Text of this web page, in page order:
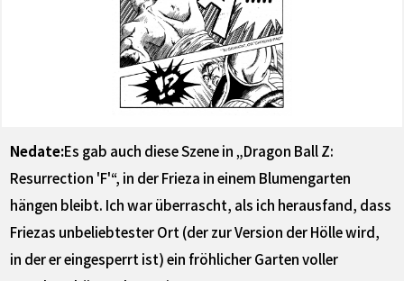
Nedate:Es gab auch diese Szene in „Dragon Ball Z:
Resurrection 'F'“, in der Frieza in einem Blumengarten
hängen bleibt. Ich war überrascht, als ich herausfand, dass
Friezas unbeliebtester Ort (der zur Version der Hölle wird,
in der er eingesperrt ist) ein fröhlicher Garten voller